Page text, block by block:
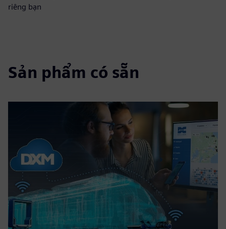
riêng bạn
Sản phẩm có sẵn